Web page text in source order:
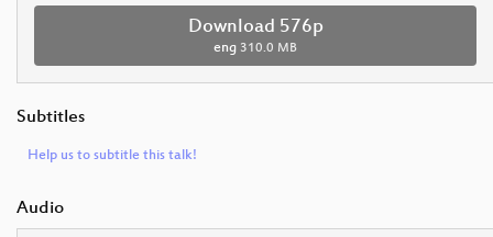
Download 576p
eng 310.0 MB
Subtitles
Help us to subtitle this talk!
Audio